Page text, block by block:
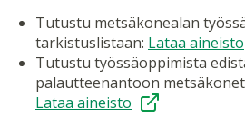
Tutustu metsäkonealan
tarkistuslistaan: Lataa aineisto
Tutustu työssäoppimista
palautteenantoon
Lataa aineisto